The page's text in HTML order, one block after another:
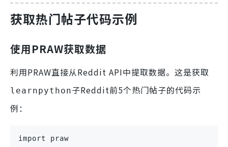
获取热门帖子代码示例
使用PRAW获取数据
利用PRAW直接从Reddit API中提取数据。这是获取
learnpython子Reddit前5个热门帖子的代码示
例：
import praw